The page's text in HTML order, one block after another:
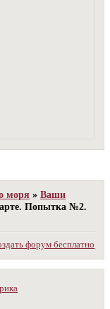
моря »Ваши
Попытка №2.
форум бесплатно